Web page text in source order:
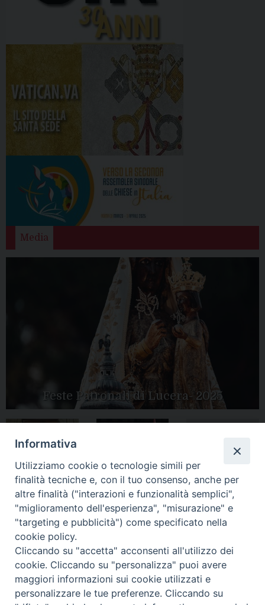
Media
Feste Patronali di Lucera- 2025
Apertura Anno
Mariae in Diocesi
Tutte le gallery
CONTATTI:
LUCERA: Piazza Duomo, 13 - 71036 Lucera (FG) − tel.
0881/520882 - e-mail: info@diocesiluceratroia.it
Segreteria del
Vescovo: tel/fax 0881/522244 - e-mail:
vescovo@diocesiluceratroia.it
TROIA : Piazza Episcopio - 71029 Troia (FG) − tel. 0881/977051
Informativa
Utilizziamo cookie o tecnologie simili per
finalità tecniche e, con il tuo consenso, anche per
altre finalità ("interazioni e funzionalità semplici",
"miglioramento dell'esperienza", "misurazione" e
"targeting e pubblicità") come specificato nella
cookie policy.
Cliccando su "accetta" acconsenti all'utilizzo dei
cookie. Cliccando su "personalizza" puoi avere
maggiori informazioni sui cookie utilizzati e
personalizzare le tue preferenze. Cliccando su